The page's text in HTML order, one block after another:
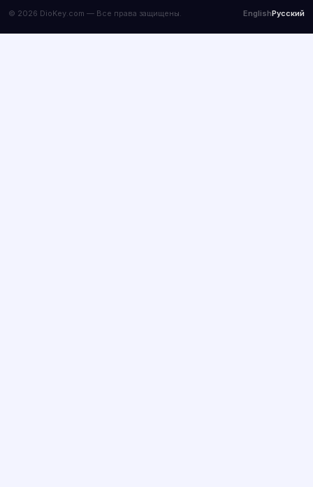
© 2026 DioKey.com — Все права защищены. EnglishРусский